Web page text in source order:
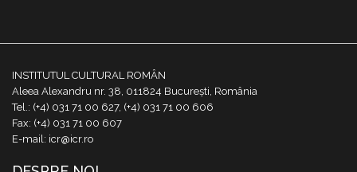
INSTITUTUL CULTURAL ROMÂN
Aleea Alexandru nr. 38, 011824 București, România
Tel.: (+4) 031 71 00 627, (+4) 031 71 00 606
Fax: (+4) 031 71 00 607
E-mail: icr@icr.ro